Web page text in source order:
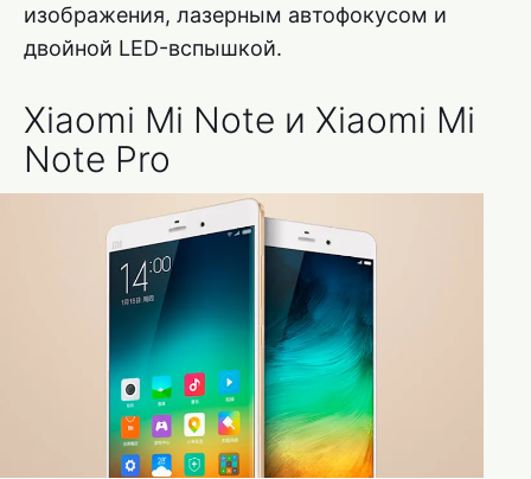
изображения, лазерным автофокусом и
двойной LED-вспышкой.
Xiaomi Mi Note и Xiaomi Mi
Note Pro